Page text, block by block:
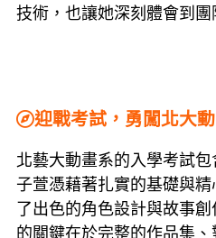
技術，也讓她深刻體會到團
迎戰考試，勇闖北大
北藝大動畫系的入學考試
子萱憑藉著扎實的基礎與
了出色的角色設計與故事
的關鍵在於完整的作品集